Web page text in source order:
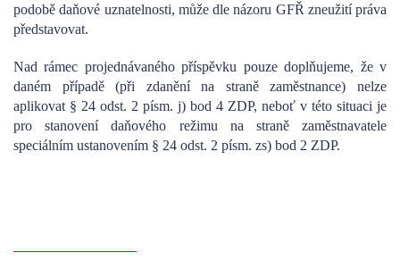
podobě daňové uznatelnosti, může dle názoru GFŘ zneužití práva
představovat.
Nad rámec projednávaného příspěvku pouze doplňujeme, že v
daném případě (při zdanění na straně zaměstnance) nelze
aplikovat § 24 odst. 2 písm. j) bod 4 ZDP, neboť v této situaci je
pro stanovení daňového režimu na straně zaměstnavatele
speciálním ustanovením § 24 odst. 2 písm. zs) bod 2 ZDP.